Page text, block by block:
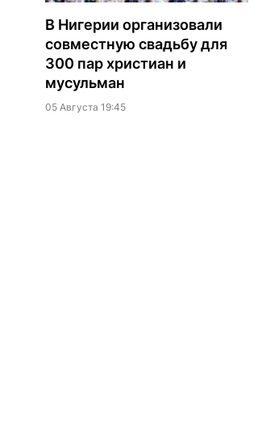
В Нигерии организовали
совместную свадьбу для
300 пар христиан и
мусульман
05 Августа 19:45